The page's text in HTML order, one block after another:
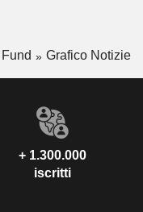
Grafico Notizie
+ 1.300.000
iscritti